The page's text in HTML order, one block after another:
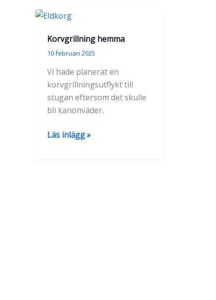
Korvgrillning hemma
10 februari 2025
Vi hade planerat en
korvgrillningsutflykt till
stugan eftersom det skulle
bli kanonväder.
Korvgrillning
Läs inlägg »